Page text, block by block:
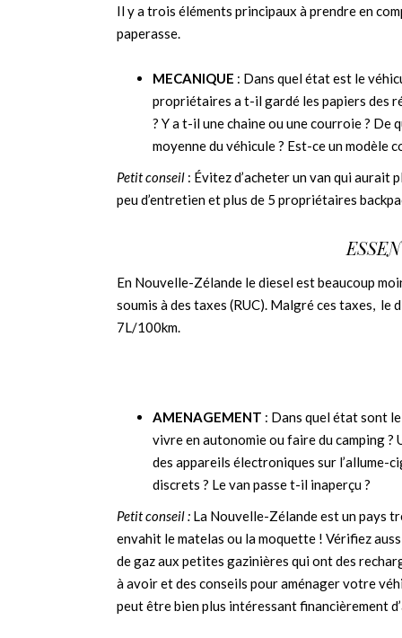
Il y a trois éléments principaux à prendre en
paperasse.
MECANIQUE : Dans quel état est le
propriétaires a t-il gardé les papiers des
? Y a t-il une chaine ou une courroie ? De
moyenne du véhicule ? Est-ce un modèle
Petit conseil : Évitez d’acheter un van qui aurait
peu d’entretien et plus de 5 propriétaires
En Nouvelle-Zélande le diesel est beaucoup
soumis à des taxes (RUC). Malgré ces taxes,
7L/100km.
AMENAGEMENT : Dans quel état sont
vivre en autonomie ou faire du camping
des appareils électroniques sur l’allume-
discrets ? Le van passe t-il inaperçu ?
Petit conseil : La Nouvelle-Zélande est un pays
envahit le matelas ou la moquette ! Vérifiez
de gaz aux petites gazinières qui ont des
à avoir et des conseils pour aménager votre
peut être bien plus intéressant financièrement